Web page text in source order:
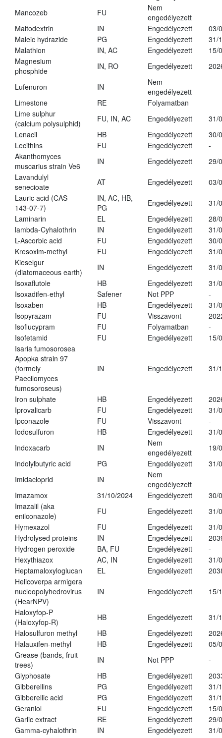
Mancozeb
FU
Nem
engedélyezett
Maltodextrin
IN Engedélyezett
03/
Maleic hydrazide
PG Engedélyezett
31/
Malathion
IN, AC Engedélyezett
15/
Magnesium
phosphide
IN, RO Engedélyezett
Lufenuron IN
Nem
engedélyezett
Limestone
RE
Folyamatban
Lime sulphur
(calcium polysulphid)
FU, IN, AC Engedélyezett
31/
Lenacil
HB Engedélyezett
30/
Lecithins
FU Engedélyezett
-
Akanthomyces
muscarius strain Ve6
IN Engedélyezett
29/
Lavandulyl
senecioate
AT Engedélyezett
03/
Lauric acid (CAS
143-07-7)
IN, AC, HB,
PG
Engedélyezett
31/
Laminarin
EL Engedélyezett
28/
lambda-Cyhalothrin
IN Engedélyezett
31/
L-Ascorbic acid
FU Engedélyezett
30/
Kresoxim-methyl
FU Engedélyezett
31/
Kieselgur
(diatomaceous earth)
IN Engedélyezett
31/
Isoxaflutole
HB Engedélyezett
31/
Isoxadifen-ethyl
Safener Not PPP
-
Isoxaben
HB Engedélyezett
31/
Isopyrazam
FU Visszavont
Isoflucypram
FU Folyamatban
-
Isofetamid
FU Engedélyezett
15/
Isaria fumosorosea
Apopka strain 97
(formely
Paecilomyces
fumosoroseus)
IN Engedélyezett 31/
Iron sulphate HB Engedélyezett
Iprovalicarb
FU Engedélyezett
31/
Ipconazole
FU Visszavont
-
Iodosulfuron
HB Engedélyezett
31/
Indoxacarb
IN
Nem
engedélyezett
19/
Indolylbutyric acid
PG Engedélyezett
31/
Imidacloprid
IN
Nem
engedélyezett
Imazamox
31/10/2024 Engedélyezett
30/
Imazalil (aka
enilconazole)
FU Engedélyezett
31/
Hymexazol
FU Engedélyezett
31/
Hydrolysed proteins
IN Engedélyezett
Hydrogen peroxide
BA, FU Engedélyezett
-
Hexythiazox
AC, IN Engedélyezett
31/
Heptamaloxyloglucan
EL Engedélyezett
Helicoverpa armigera
nucleopolyhedrovirus
(HearNPV)
IN Engedélyezett 15/
Haloxyfop-P
(Haloxyfop-R)
HB Engedélyezett
31/
Halosulfuron methyl
HB Engedélyezett
Halauxifen-methyl
HB Engedélyezett
05/
Grease (bands, fruit
trees)
IN Not PPP
-
Glyphosate
HB Engedélyezett
Gibberellins
PG Engedélyezett
31/
Gibberellic acid
PG Engedélyezett
31/
Geraniol
FU Engedélyezett
15/
Garlic extract
RE Engedélyezett
29/
Gamma-cyhalothrin
IN Engedélyezett
31/